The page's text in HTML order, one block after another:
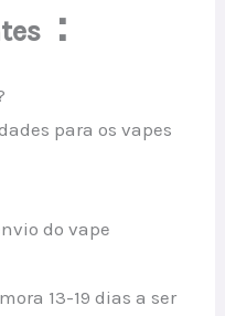
：
para os vapes
do vape
13-19 dias a ser